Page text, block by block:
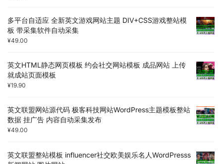
多平台自适应 全新英文游戏网站主题 DIV+CSS游戏整站模
板 带采集软件自动采集
¥49.00
英文HTML静态网页模板 约会社交网站模板 成品网站 上传
就成站页面模板
¥19.90
英文联盟网站源代码 极客科技网站WordPress主题模板整站
数据 挂广告 内容自动采集发布
¥49.00
英文联盟整站模板 influencer社交欧美娱乐名人WordPresss